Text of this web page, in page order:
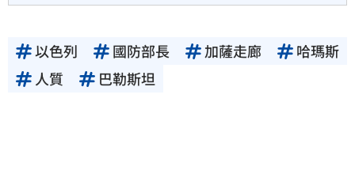
以色列 國防部長 加薩走廊
哈瑪斯
人質
巴勒斯坦